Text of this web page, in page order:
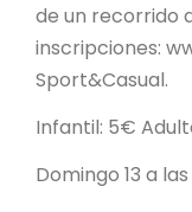
de un recorrido
inscripciones:
Sport&Casual.
Infantil: 5€
Domingo 13 a las